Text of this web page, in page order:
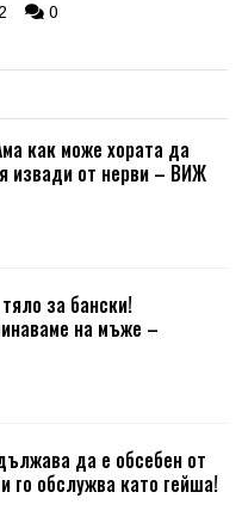
0
как може хората да
извади от нерви – ВИЖ
за бански!
на мъже –
да е обсебен от
го обслужва като гейша!